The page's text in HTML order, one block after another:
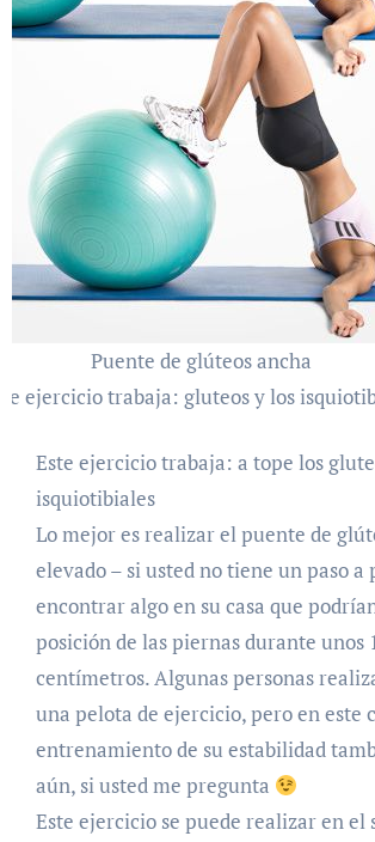
Puente de glúteos ancha
ejercicio trabaja: gluteos y los
Este ejercicio trabaja: a tope los
isquiotibiales
Lo mejor es realizar el puente de
elevado – si usted no tiene un paso a
encontrar algo en su casa que
posición de las piernas durante unos
centímetros. Algunas personas
una pelota de ejercicio, pero en este
entrenamiento de su estabilidad
aún, si usted me pregunta
Este ejercicio se puede realizar en el